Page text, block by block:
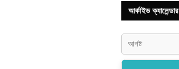
আর্কাইভ ক্যালেন্ডার